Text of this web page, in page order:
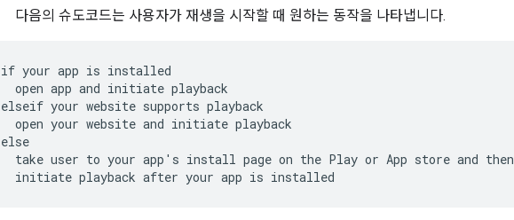
다음의 슈도코드는 사용자가 재생을 시작할 때 원하는 동작을 나타냅니다.
if your app is installed
  open app and initiate playback
elseif your website supports playback
  open your website and initiate playback
else
  take user to your app's install page on the Play or App store and then
  initiate playback after your app is installed